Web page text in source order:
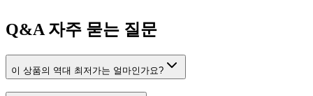
Q&A 자주 묻는 질문
이 상품의 역대 최저가는 얼마인가요?